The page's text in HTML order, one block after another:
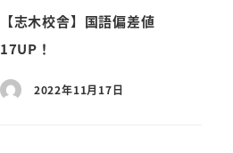
【志木校舎】国語偏差値
17UP！
2022年11月17日